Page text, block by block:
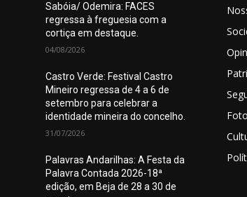
Sabóia/ Odemira: FACES
regressa à freguesia com a
cortiça em destaque.
04/08/2026
Castro Verde: Festival Castro
Mineiro regressa de 4 a 6 de
setembro para celebrar a
identidade mineira do concelho.
31/07/2026
Palavras Andarilhas: A Festa da
Palavra Contada 2026-18ª
edição, em Beja de 28 a 30 de